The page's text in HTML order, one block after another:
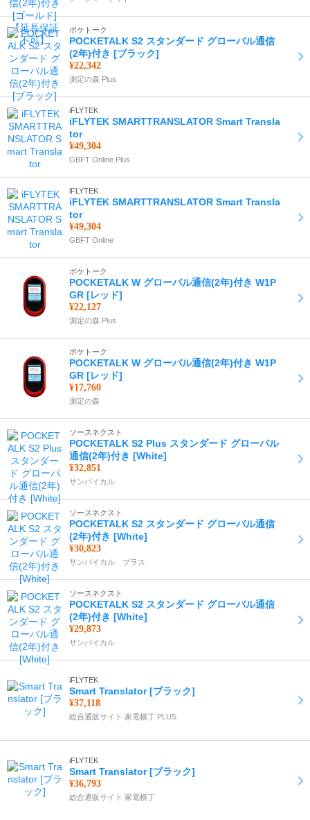
ポケトーク
POCKETALK S2 スタンダード グローバル通信
(2年)付き [ブラック]
¥22,342
測定の森 Plus
iFLYTEK
iFLYTEK SMARTTRANSLATOR Smart Transla
tor
¥49,304
GBFT Online Plus
iFLYTEK
iFLYTEK SMARTTRANSLATOR Smart Transla
tor
¥49,304
GBFT Online
ポケトーク
POCKETALK W グローバル通信(2年)付き W1P
GR [レッド]
¥22,127
測定の森 Plus
ポケトーク
POCKETALK W グローバル通信(2年)付き W1P
GR [レッド]
¥17,760
測定の森
ソースネクスト
POCKETALK S2 Plus スタンダード グローバル
通信(2年)付き [White]
¥32,851
サンバイカル
ソースネクスト
POCKETALK S2 スタンダード グローバル通信
(2年)付き [White]
¥30,823
サンバイカル プラス
ソースネクスト
POCKETALK S2 スタンダード グローバル通信
(2年)付き [White]
¥29,873
サンバイカル
iFLYTEK
Smart Translator [ブラック]
¥37,118
総合通販サイト 家電横丁 PLUS
iFLYTEK
Smart Translator [ブラック]
¥36,793
総合通販サイト 家電横丁